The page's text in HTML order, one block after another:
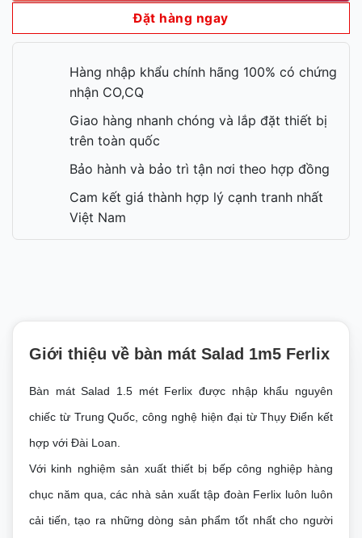
Đặt hàng ngay
Hàng nhập khẩu chính hãng 100% có chứng
nhận CO,CQ
Giao hàng nhanh chóng và lắp đặt thiết bị
trên toàn quốc
Bảo hành và bảo trì tận nơi theo hợp đồng
Cam kết giá thành hợp lý cạnh tranh nhất
Việt Nam
Giới thiệu về bàn mát Salad 1m5 Ferlix
Bàn mát Salad 1.5 mét Ferlix được nhập khẩu nguyên
chiếc từ Trung Quốc, công nghệ hiện đại từ Thụy Điển kết
hợp với Đài Loan.
Với kinh nghiệm sản xuất thiết bị bếp công nghiệp hàng
chục năm qua, các nhà sản xuất tập đoàn Ferlix luôn luôn
cải tiến, tạo ra những dòng sản phẩm tốt nhất cho người